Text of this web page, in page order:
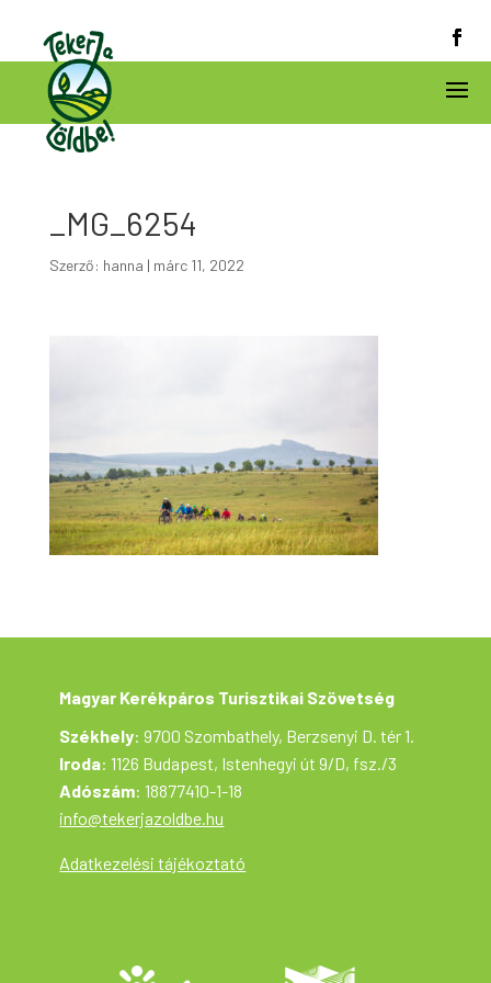
_MG_6254
Szerző: hanna | márc 11, 2022
Magyar Kerékpáros Turisztikai Szövetség
Székhely: 9700 Szombathely, Berzsenyi D. tér 1.
Iroda: 1126 Budapest, Istenhegyi út 9/D, fsz./3
Adószám: 18877410-1-18
info@tekerjazoldbe.hu
Adatkezelési tájékoztató